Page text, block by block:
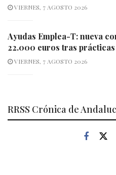
VIERNES, 7 AGOSTO 2026
Ayudas Emplea-T: nueva
22.000 euros tras prácticas
VIERNES, 7 AGOSTO 2026
RRSS Crónica de